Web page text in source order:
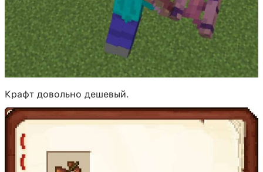
Крафт довольно дешевый.